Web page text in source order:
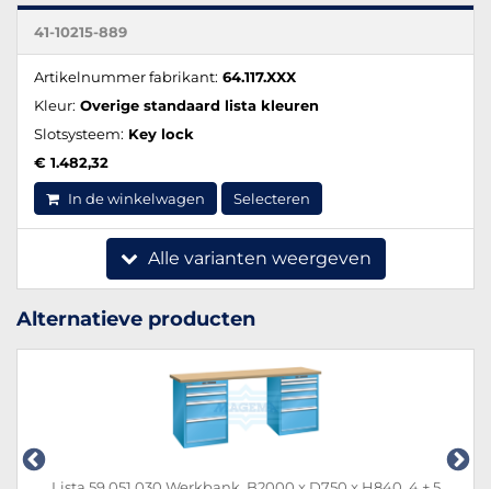
41-10215-889
Artikelnummer fabrikant: 64.117.XXX
Kleur: Overige standaard lista kleuren
Slotsysteem: Key lock
€ 1.482,32
In de winkelwagen Selecteren
Alle varianten weergeven
Alternatieve producten